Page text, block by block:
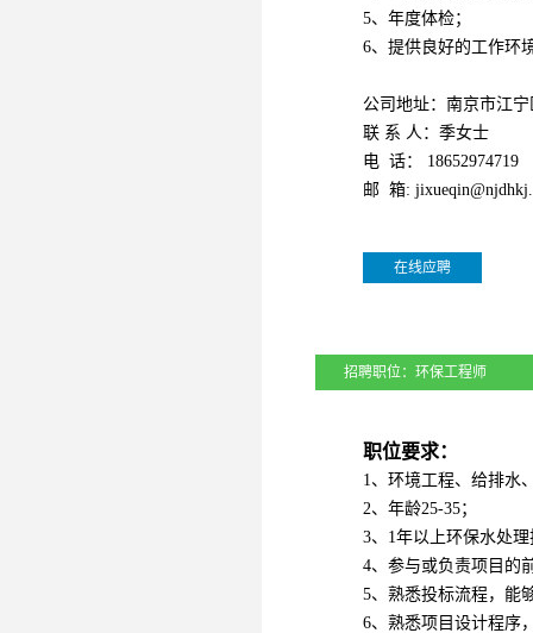
5、年度体检；
6、提供良好的工作环
公司地址：南京市江
联 系 人：季女士
电 话： 18652974719
邮 箱:
在线应聘
招聘职位： 环保工程师
职位要求：
1、环境工程、给排水
2、年龄25-35；
3、1年以上环保水处
4、参与或负责项目的
5、熟悉投标流程，能
6、熟悉项目设计程序